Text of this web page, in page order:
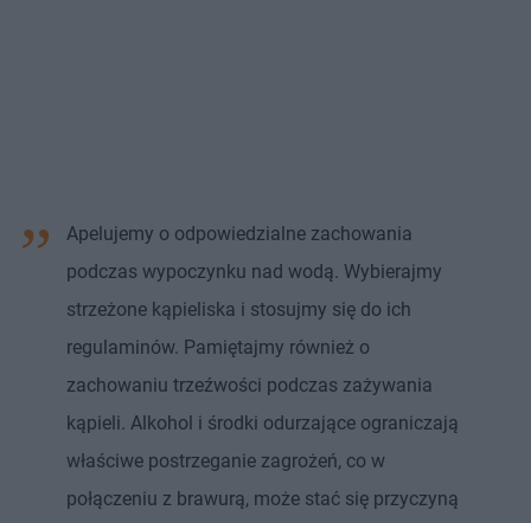
Apelujemy o odpowiedzialne zachowania
podczas wypoczynku nad wodą. Wybierajmy
strzeżone kąpieliska i stosujmy się do ich
regulaminów. Pamiętajmy również o
zachowaniu trzeźwości podczas zażywania
kąpieli. Alkohol i środki odurzające ograniczają
właściwe postrzeganie zagrożeń, co w
połączeniu z brawurą, może stać się przyczyną